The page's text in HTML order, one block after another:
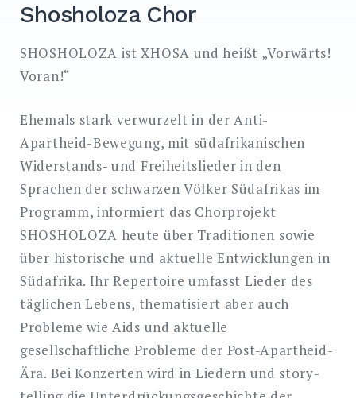
de
Shosholoza Chor
SHOSHOLOZA ist XHOSA und heißt „Vorwärts!
Voran!“
Ehemals stark verwurzelt in der Anti-
Apartheid-Bewegung, mit südafrikanischen
Widerstands- und Freiheitslieder in den
Sprachen der schwarzen Völker Südafrikas im
Programm, informiert das Chorprojekt
SHOSHOLOZA heute über Traditionen sowie
über historische und aktuelle Entwicklungen in
Südafrika. Ihr Repertoire umfasst Lieder des
täglichen Lebens, thematisiert aber auch
Probleme wie Aids und aktuelle
gesellschaftliche Probleme der Post-Apartheid-
Ära. Bei Konzerten wird in Liedern und story-